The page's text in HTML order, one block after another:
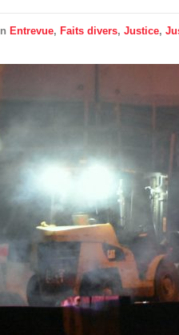
In Entrevue, Faits divers, Justice,